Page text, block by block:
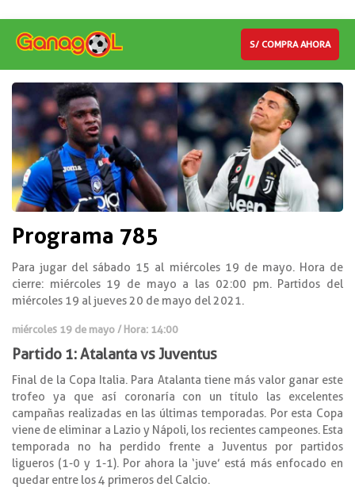
S/ COMPRA AHORA
Programa 785
Para jugar del sábado 15 al miércoles 19 de mayo. Hora de
cierre: miércoles 19 de mayo a las 02:00 pm. Partidos del
miércoles 19 al jueves 20 de mayo del 2021.
miércoles 19 de mayo / Hora: 14:00
Partido 1: Atalanta vs Juventus
Final de la Copa Italia. Para Atalanta tiene más valor ganar este
trofeo ya que así coronaría con un título las excelentes
campañas realizadas en las últimas temporadas. Por esta Copa
viene de eliminar a Lazio y Nápoli, los recientes campeones. Esta
temporada no ha perdido frente a Juventus por partidos
ligueros (1-0 y 1-1). Por ahora la ‘juve’ está más enfocado en
quedar entre los 4 primeros del Calcio.